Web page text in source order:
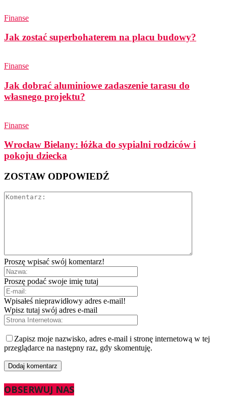
Finanse
Jak zostać superbohaterem na placu budowy?
Finanse
Jak dobrać aluminiowe zadaszenie tarasu do
własnego projektu?
Finanse
Wrocław Bielany: łóżka do sypialni rodziców i
pokoju dziecka
ZOSTAW ODPOWIEDŹ
Proszę wpisać swój komentarz!
Proszę podać swoje imię tutaj
Wpisałeś nieprawidłowy adres e-mail!
Wpisz tutaj swój adres e-mail
Zapisz moje nazwisko, adres e-mail i stronę internetową w tej
przeglądarce na następny raz, gdy skomentuję.
OBSERWUJ NAS